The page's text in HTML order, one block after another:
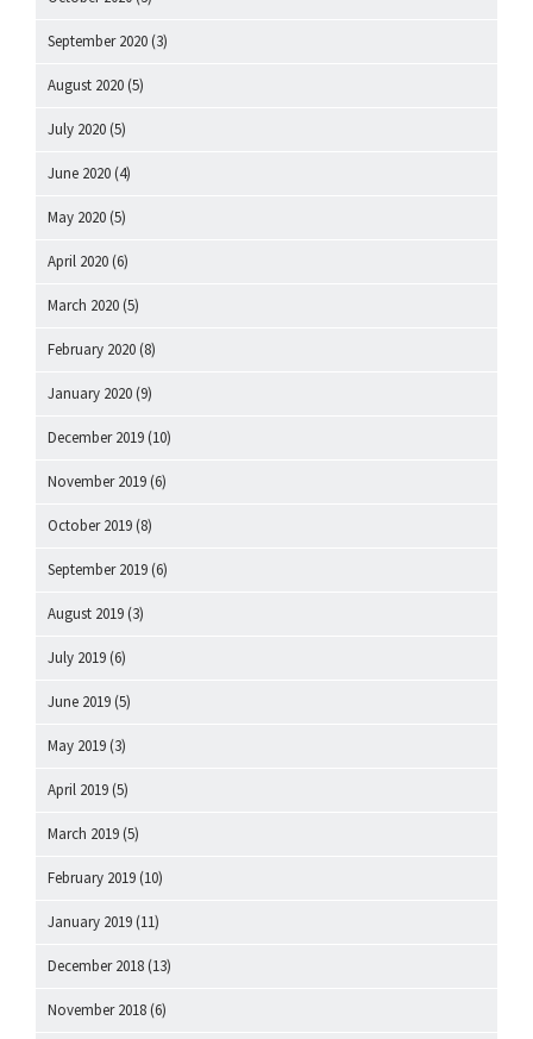
September 2020 (3)
August 2020 (5)
July 2020 (5)
June 2020 (4)
May 2020 (5)
April 2020 (6)
March 2020 (5)
February 2020 (8)
January 2020 (9)
December 2019 (10)
November 2019 (6)
October 2019 (8)
September 2019 (6)
August 2019 (3)
July 2019 (6)
June 2019 (5)
May 2019 (3)
April 2019 (5)
March 2019 (5)
February 2019 (10)
January 2019 (11)
December 2018 (13)
November 2018 (6)